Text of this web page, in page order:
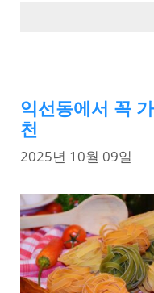
익선동에서 꼭
천
2025년 10월 09일